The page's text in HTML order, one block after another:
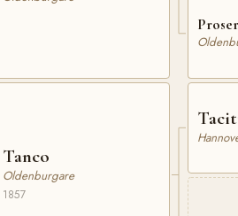
Tanco
Oldenburgare
1857